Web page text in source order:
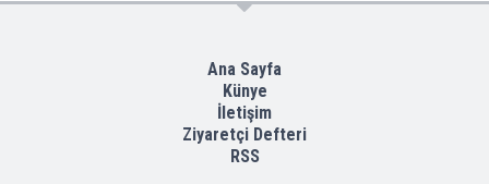
Ana Sayfa
Künye
İletişim
Ziyaretçi Defteri
RSS